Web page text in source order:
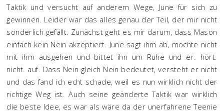
Taktik und versucht auf anderem Wege, June für sich zu
gewinnen. Leider war das alles genau der Teil, der mir nicht
sonderlich gefällt. Zunächst geht es mir darum, dass Mason
einfach kein Nein akzeptiert. June sagt ihm ab, möchte nicht
mit ihm ausgehen und bittet ihn um Ruhe und er. hört.
nicht. auf. Dass Nein gleich Nein bedeutet, versteht er nicht
und das fand ich echt schade, weil es nun wirklich nicht der
richtige Weg ist. Auch seine geänderte Taktik war wirklich
die beste Idee, es war als wäre da der unerfahrene Teenie